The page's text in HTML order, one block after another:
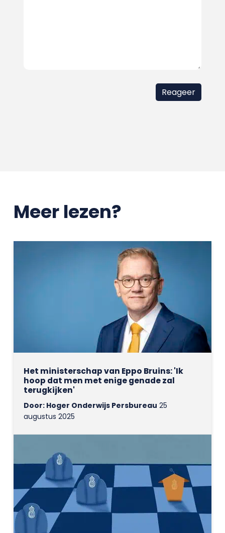
Meer lezen?
Het ministerschap van Eppo Bruins: 'Ik
hoop dat men met enige genade zal
terugkijken'
Door: Hoger Onderwijs Persbureau 25
augustus 2025